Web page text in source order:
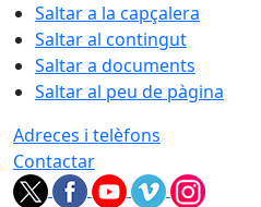
Saltar a la capçalera
Saltar al contingut
Saltar a documents
Saltar al peu de pàgina
Adreces i telèfons
Contactar